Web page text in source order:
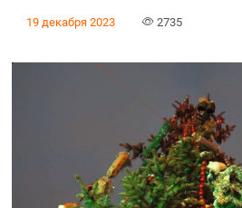
19 декабря 2023 2735